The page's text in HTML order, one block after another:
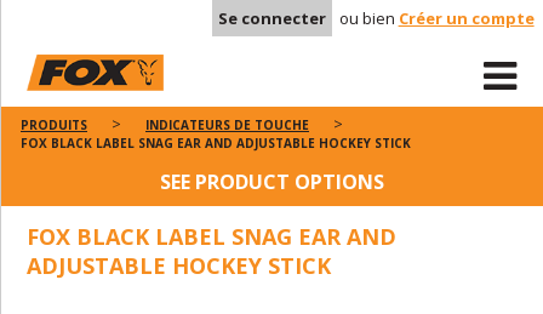
Se connecter ou bien Créer un compte
PRODUITS
INDICATEURS DE TOUCHE
FOX BLACK LABEL SNAG EAR AND ADJUSTABLE HOCKEY STICK
SEE PRODUCT OPTIONS
FOX BLACK LABEL SNAG EAR AND
ADJUSTABLE HOCKEY STICK